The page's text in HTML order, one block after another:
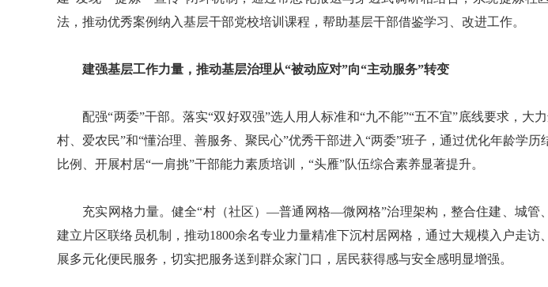
法，推动优秀案例纳入基层干部党校培训课程，帮助基层干部借鉴学习、改进工作。
建强基层工作力量，推动基层治理从“被动应对”向“主动服务”转变
配强“两委”干部。落实“双好双强”选人用人标准和“九不能”“五不宜”底线要求，大
村、爱农民”和“懂治理、善服务、聚民心”优秀干部进入“两委”班子，通过优化年龄学历
比例、开展村居“一肩挑”干部能力素质培训，“头雁”队伍综合素养显著提升。
充实网格力量。健全“村（社区）—普通网格—微网格”治理架构，整合住建、城管、
建立片区联络员机制，推动1800余名专业力量精准下沉村居网格，通过大规模入户走访
展多元化便民服务，切实把服务送到群众家门口，居民获得感与安全感明显增强。